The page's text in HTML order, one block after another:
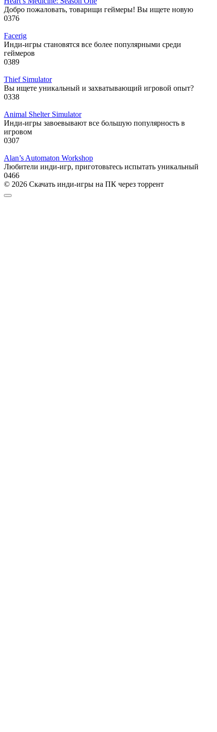
Добро пожаловать, товарищи геймеры! Вы ищете новую
0376
Facerig
Инди-игры становятся все более популярными среди
геймеров
0389
Thief Simulator
Вы ищете уникальный и захватывающий игровой опыт?
0338
Animal Shelter Simulator
Инди-игры завоевывают все большую популярность в
игровом
0307
Alan’s Automaton Workshop
Любители инди-игр, приготовьтесь испытать уникальный
0466
© 2026 Скачать инди-игры на ПК через торрент